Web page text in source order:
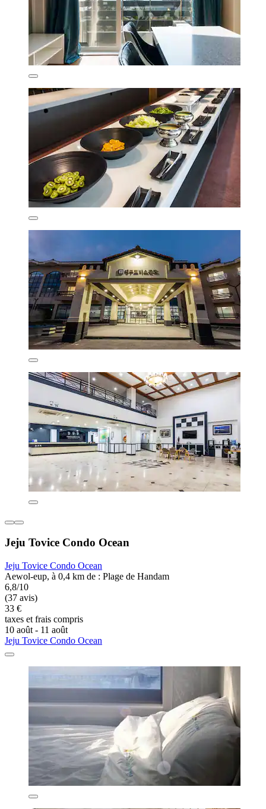
Jeju Tovice Condo Ocean
Jeju Tovice Condo Ocean
Aewol-eup, à 0,4 km de : Plage de Handam
6,8/10
(37 avis)
33 €
taxes et frais compris
10 août - 11 août
Jeju Tovice Condo Ocean